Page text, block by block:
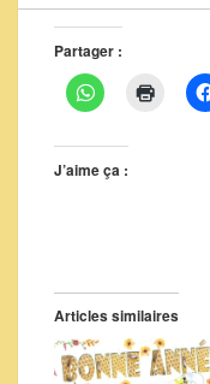
Partager :
J’aime ça :
Articles similaires